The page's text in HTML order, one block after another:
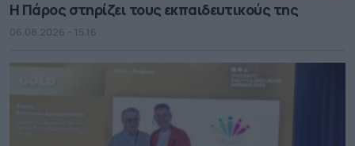
Η Πάρος στηρίζει τους εκπαιδευτικούς της
06.08.2026 - 15.16